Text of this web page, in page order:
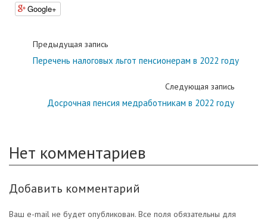
Google+
Предыдущая запись
Перечень налоговых льгот пенсионерам в 2022 году
Следующая запись
Досрочная пенсия медработникам в 2022 году
Нет комментариев
Добавить комментарий
Ваш e-mail не будет опубликован. Все поля обязательны для